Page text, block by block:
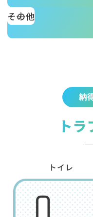
その他
納
ト
トイレ